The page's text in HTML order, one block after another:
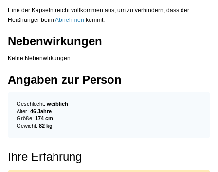
Eine der Kapseln reicht vollkommen aus, um zu verhindern, dass der
Heißhunger beimAbnehmen kommt.
Nebenwirkungen
Keine Nebenwirkungen.
Angaben zur Person
Geschlecht: weiblich
Alter: 46 Jahre
Größe: 174 cm
Gewicht: 82 kg
Ihre Erfahrung